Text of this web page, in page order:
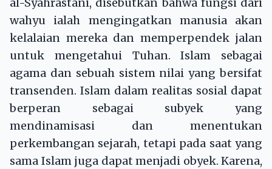
al-Syahrastani, disebutkan bahwa fungsi dari
wahyu ialah mengingatkan manusia akan
kelalaian mereka dan memperpendek jalan
untuk mengetahui Tuhan. Islam sebagai
agama dan sebuah sistem nilai yang bersifat
transenden. Islam dalam realitas sosial dapat
berperan sebagai subyek yang
mendinamisasi dan menentukan
perkembangan sejarah, tetapi pada saat yang
sama Islam juga dapat menjadi obyek. Karena,